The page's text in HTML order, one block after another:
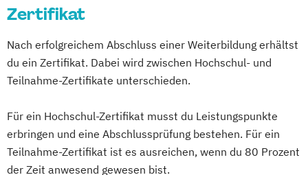
Fachkraft für Betriebliches
Fachtrainer/in für Sportrehabilitation
Fachwirt/in für Prävention und
Fachwirt/in im Gesundheits- und
Sozialwesen (IHK)
Food Coach
Ganzheitlicher Ernährungsberater
Zertifikat
Nach erfolgreichem Abschluss einer Weiterbildung erhältst
du ein Zertifikat. Dabei wird zwischen Hochschul- und
Teilnahme-Zertifikate unterschieden.
Für ein Hochschul-Zertifikat musst du Leistungspunkte
erbringen und eine Abschlussprüfung bestehen. Für ein
Teilnahme-Zertifikat ist es ausreichen, wenn du 80 Prozent
der Zeit anwesend gewesen bist.